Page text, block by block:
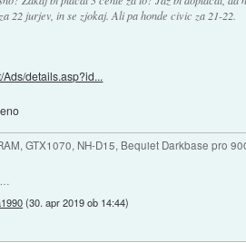
22 jurjev, in se zjokaj. Ali pa honde civic za 21-22.
Ads/details.asp?id...
GTX1070, NH-D15, Bequiet Darkbase pro
(30. apr 2019 ob 14:44)